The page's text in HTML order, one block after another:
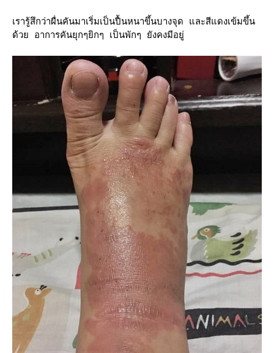
เรารู้สึกว่าผื่นคันมาเริ่มเป็นปื้นหนาขึ้นบางจุด และสีแดงเข้มขึ้น
ด้วย อาการคันยุกๆยิกๆ เป็นพักๆ ยังคงมีอยู่